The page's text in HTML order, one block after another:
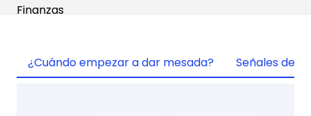
¿Cuándo empezar a dar mesada? Señales de